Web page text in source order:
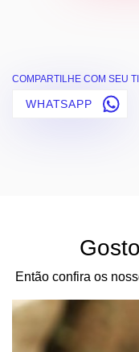
COMPARTILHE COM SEU
WHATSAPP
Então confira os